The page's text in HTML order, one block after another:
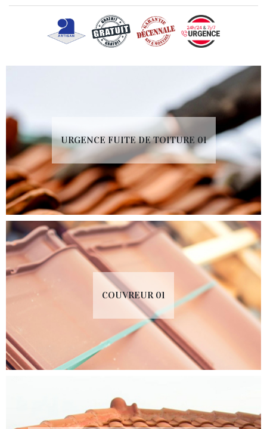
URGENCE FUITE DE TOITURE 01
COUVREUR 01